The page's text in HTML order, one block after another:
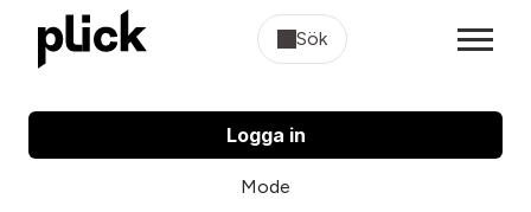
Sök
Logga in
Mode